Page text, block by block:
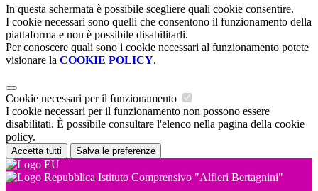
In questa schermata è possibile scegliere quali cookie consentire.
I cookie necessari sono quelli che consentono il funzionamento della
piattaforma e non è possibile disabilitarli.
Per conoscere quali sono i cookie necessari al funzionamento potete
visionare la COOKIE POLICY.
Cookie necessari per il funzionamento
I cookie necessari per il funzionamento non possono essere
disabilitati. È possibile consultare l'elenco nella pagina della cookie
policy.
Accetta tutti Salva le preferenze
Istituto Comprensivo "Alfieri Bertagnini"